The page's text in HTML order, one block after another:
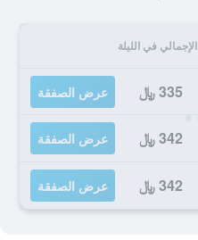
الإجمالي في الليلة
335 ﷼ عرض الصفقة
342 ﷼ عرض الصفقة
342 ﷼ عرض الصفقة